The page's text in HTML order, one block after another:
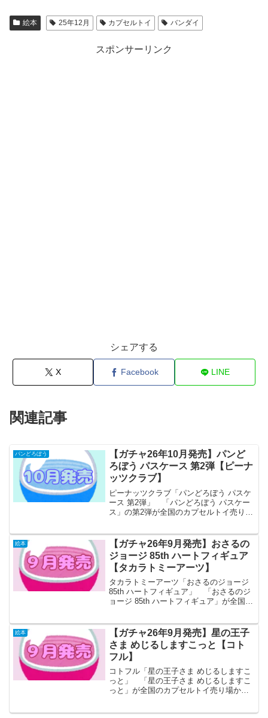
絵本 25年12月 カプセルトイ バンダイ
スポンサーリンク
シェアする
X Facebook LINE
関連記事
パンどろぼう
【ガチャ26年10月発売】パンど
ろぼう パスケース 第2弾【ピーナ
ッツクラブ】
ピーナッツクラブ「パンどろぼう パスケ
ース 第2弾」 「パンどろぼう パスケー
ス」の第2弾が全国のカプセルトイ売り場
ろぼう パスケース 第2弾 メーカー
ピーナッツク...
絵本
【ガチャ26年9月発売】おさるの
ジョージ 85th ハートフィギュア
【タカラトミーアーツ】
タカラトミーアーツ「おさるのジョージ
85th ハートフィギュア」 「おさるのジ
ョージ 85th ハートフィギュア」が全国の
いい！！ 商品名 おさるのジョー
ジ 8...
絵本
【ガチャ26年9月発売】星の王子
さま めじるしますこっと【コト
フル】
コトフル「星の王子さま めじるしますこ
っと」 「星の王子さま めじるしますこ
っと」が全国のカプセルトイ売り場から